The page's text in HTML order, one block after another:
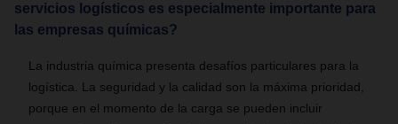
servicios logísticos es especialmente importante para
las empresas químicas?
La industria química presenta desafíos particulares para la
logística. La seguridad y la calidad son la máxima prioridad,
porque en el momento de la carga se pueden incluir